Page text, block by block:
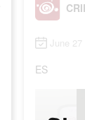
June
ES